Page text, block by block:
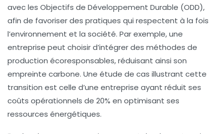
avec les Objectifs de Développement Durable (ODD),
afin de favoriser des pratiques qui respectent à la fois
l’environnement et la société. Par exemple, une
entreprise peut choisir d’intégrer des méthodes de
production écoresponsables, réduisant ainsi son
empreinte carbone. Une étude de cas illustrant cette
transition est celle d’une entreprise ayant réduit ses
coûts opérationnels de 20% en optimisant ses
ressources énergétiques.